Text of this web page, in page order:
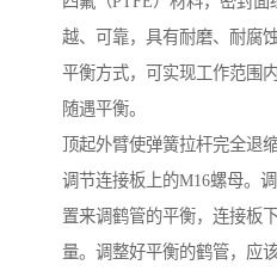
越、可靠，具有耐磨、耐腐
平衡方式，可实现工作范围
随遇平衡。
顶起外臂使弹簧拉杆完全退
调节连接板上的M16螺母。
置来调鹤管的平衡，连接板
量。调整好平衡的鹤管，应